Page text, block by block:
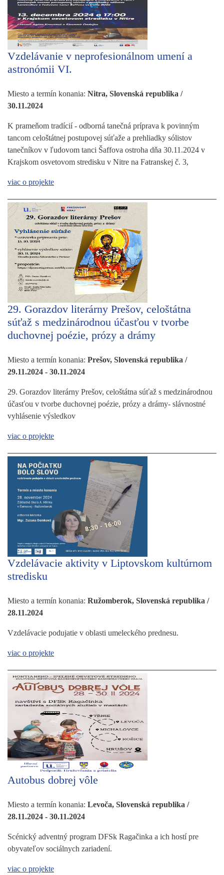
Vzdelávanie v neprofesionálnom umení a
astronómii VI.
Miesto a termín konania: Nitra, Slovenská republika /
30.11.2024
K prameňom tradícií - odborná tanečná príprava k povinným
tancom celoštátnej postupovej súťaže a prehliadky sólistov
tanečníkov v ľudovom tanci Šaffova ostroha dňa 30.11.2024 v
Krajskom osvetovom stredisku v Nitre na Fatranskej č. 3,
viac o projekte
29. Gorazdov literárny Prešov, celoštátna
súťaž s medzinárodnou účasťou v tvorbe
duchovnej poézie, prózy a drámy
Miesto a termín konania: Prešov, Slovenská republika /
29.11.2024 - 30.11.2024
29. Gorazdov literárny Prešov, celoštátna súťaž s medzinárodnou
účasťou v tvorbe duchovnej poézie, prózy a drámy- slávnostné
vyhlásenie výsledkov
viac o projekte
Vzdelávacie aktivity v Liptovskom kultúrnom
stredisku
Miesto a termín konania: Ružomberok, Slovenská republika /
28.11.2024
Vzdelávacie podujatie v oblasti umeleckého prednesu.
viac o projekte
Autobus dobrej vôle
Miesto a termín konania: Levoča, Slovenská republika /
28.11.2024 - 30.11.2024
Scénický adventný program DFSk Ragačinka a ich hostí pre
obyvateľov sociálnych zariadení.
viac o projekte